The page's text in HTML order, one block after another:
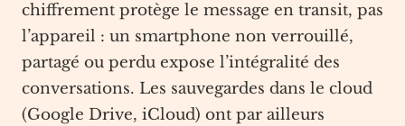
chiffrement protège le message en transit, pas
l’appareil : un smartphone non verrouillé,
partagé ou perdu expose l’intégralité des
conversations. Les sauvegardes dans le cloud
(Google Drive, iCloud) ont par ailleurs